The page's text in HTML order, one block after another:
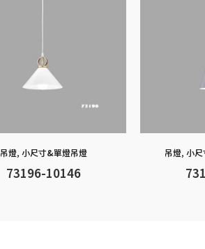
吊燈, 小尺寸&單燈吊燈
73196-10146
吊燈, 小